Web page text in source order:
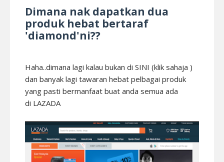
Dimana nak dapatkan dua
produk hebat bertaraf
'diamond'ni??
Haha..dimana lagi kalau bukan di SINI (klik sahaja )
dan banyak lagi tawaran hebat pelbagai produk
yang pasti bermanfaat buat anda semua ada
di LAZADA